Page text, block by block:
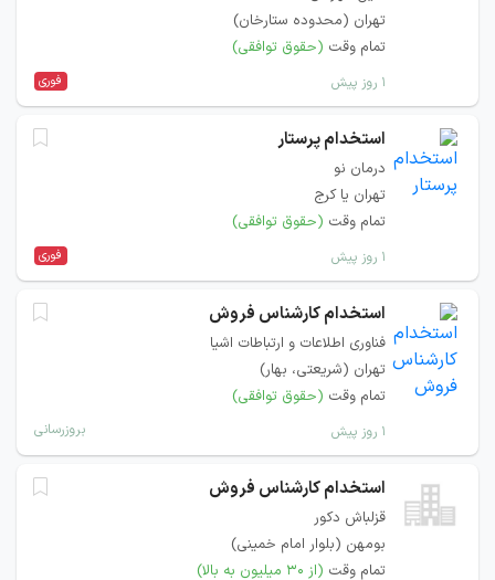
تهران (محدوده ستارخان)
تمام وقت (حقوق توافقی)
۱ روز پیش فوری
استخدام پرستار
درمان نو
تهران یا کرج
تمام وقت (حقوق توافقی)
۱ روز پیش فوری
استخدام کارشناس فروش
فناوری اطلاعات و ارتباطات اشیا
تهران (شریعتی، بهار)
تمام وقت (حقوق توافقی)
۱ روز پیش بروزرسانی
استخدام کارشناس فروش
قزلباش دکور
بومهن (بلوار امام خمینی)
تمام وقت (از ۳۰ میلیون به بالا)